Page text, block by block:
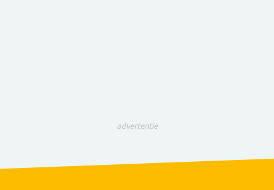
advertentie